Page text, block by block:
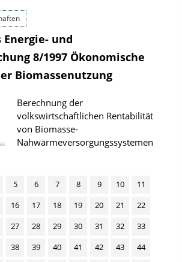
und
8/1997 Ökonomische
Biomassenutzung
Berechnung der
volkswirtschaftlichen Rentabilität
von Biomasse-
Nahwärmeversorgungssystemen
5 6 7 8 9 10
11
16 17 18 19 20 21
22
27 28 29 30 31 32
33
38 39 40 41 42 43
44